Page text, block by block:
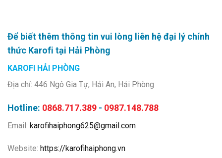
Để biết thêm thông tin vui lòng liên hệ đại lý chính
thức Karofi tại Hải Phòng
KAROFI HẢI PHÒNG
Địa chỉ: 446 Ngô Gia Tự, Hải An, Hải Phòng
Hotline: 0868.717.389 - 0987.148.788
Email: karofihaiphong625@gmail.com
Website: https://karofihaiphong.vn